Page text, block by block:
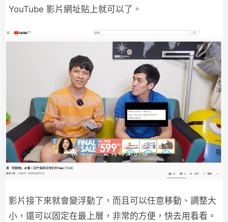
YouTube 影片網址貼上就可以了。
影片接下來就會變浮動了，而且可以任意移動、調整大
小，還可以固定在最上層，非常的方便，快去用看看。